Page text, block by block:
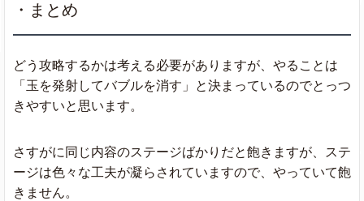
・まとめ
どう攻略するかは考える必要がありますが、やることは
「玉を発射してバブルを消す」と決まっているのでとっつ
きやすいと思います。
さすがに同じ内容のステージばかりだと飽きますが、ステ
ージは色々な工夫が凝らされていますので、やっていて飽
きません。